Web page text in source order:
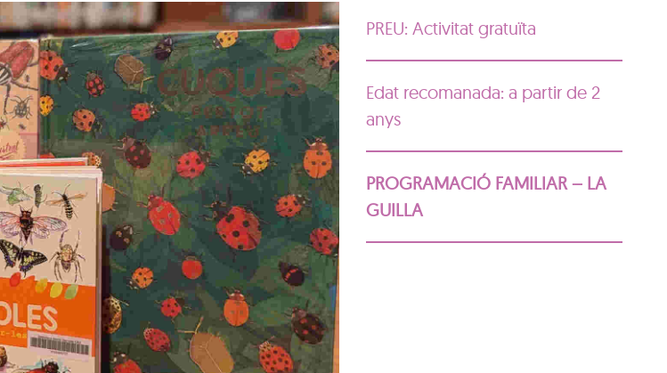
PREU: Activitat gratuïta
Edat recomanada: a partir de 2
anys
PROGRAMACIÓ FAMILIAR – LA
GUILLA